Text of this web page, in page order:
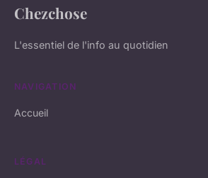
Chezchose
L'essentiel de l'info au quotidien
NAVIGATION
Accueil
LÉGAL